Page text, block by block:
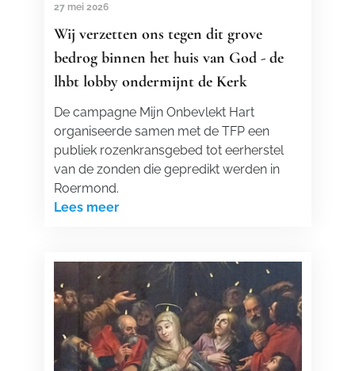
27 mei 2026
Wij verzetten ons tegen dit grove
bedrog binnen het huis van God - de
lhbt lobby ondermijnt de Kerk
De campagne Mijn Onbevlekt Hart
organiseerde samen met de TFP een
publiek rozenkransgebed tot eerherstel
van de zonden die gepredikt werden in
Roermond.
Lees meer